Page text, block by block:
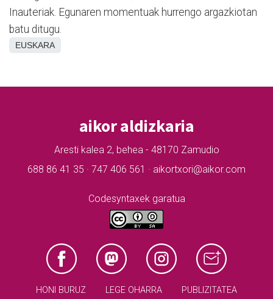
Inauteriak. Egunaren momentuak hurrengo argazkiotan
batu ditugu.
EUSKARA
aikor aldizkaria
Aresti kalea 2, behea - 48170 Zamudio
688 86 41 35 · 747 406 561 · aikortxori@aikor.com
Codesyntaxek garatua
HONI BURUZ LEGE OHARRA PUBLIZITATEA